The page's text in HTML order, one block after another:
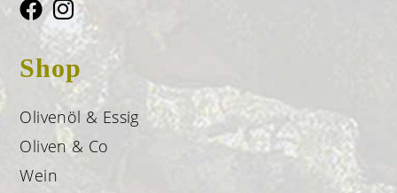
Shop
Olivenöl & Essig
Oliven & Co
Wein